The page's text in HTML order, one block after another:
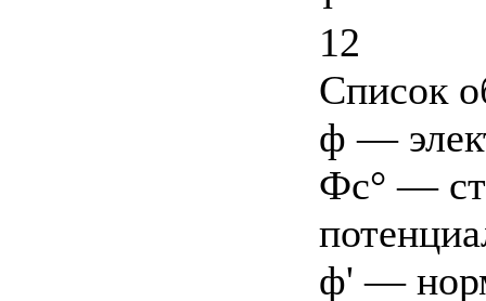
12
Список
ф —
Фс° —
ф' —